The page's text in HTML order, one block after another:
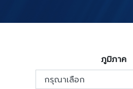
ภูมิภาค